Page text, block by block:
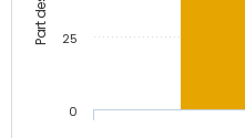
0
25